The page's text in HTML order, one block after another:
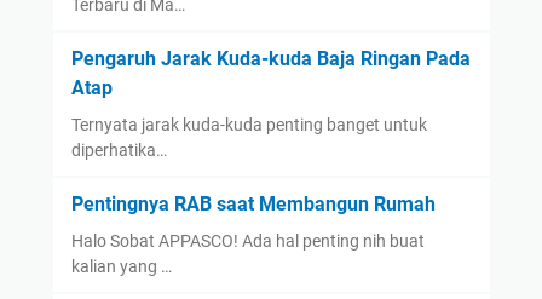
Terbaru di Ma…
Pengaruh Jarak Kuda-kuda Baja Ringan Pada
Atap
Ternyata jarak kuda-kuda penting banget untuk
diperhatika…
Pentingnya RAB saat Membangun Rumah
Halo Sobat APPASCO! Ada hal penting nih buat
kalian yang …